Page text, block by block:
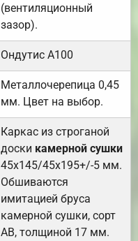
(вентиляционный
зазор).
Ондутис А100
Металлочерепица 0,45
мм. Цвет на выбор.
Каркас из строганой
доски камерной сушки
45х145/45х195+/-5 мм.
Обшиваются
имитацией бруса
камерной сушки, сорт
АВ, толщиной 17 мм.